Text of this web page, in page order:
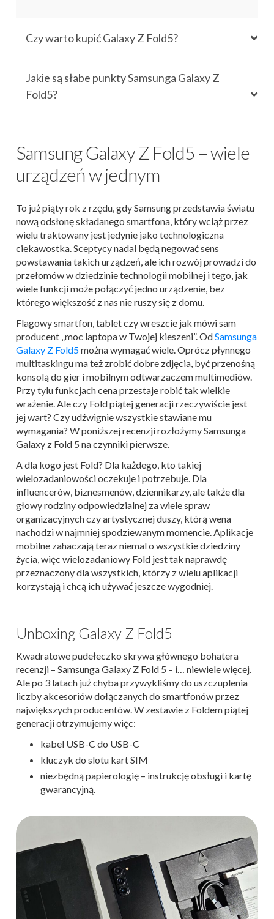
Czy warto kupić Galaxy Z Fold5?
Jakie są słabe punkty Samsunga Galaxy Z
Fold5?
Samsung Galaxy Z Fold5 – wiele
urządzeń w jednym
To już piąty rok z rzędu, gdy Samsung przedstawia światu
nową odsłonę składanego smartfona, który wciąż przez
wielu traktowany jest jedynie jako technologiczna
ciekawostka. Sceptycy nadal będą negować sens
powstawania takich urządzeń, ale ich rozwój prowadzi do
przełomów w dziedzinie technologii mobilnej i tego, jak
wiele funkcji może połączyć jedno urządzenie, bez
którego większość z nas nie ruszy się z domu.
Flagowy smartfon, tablet czy wreszcie jak mówi sam
producent „moc laptopa w Twojej kieszeni”. OdSamsunga
Galaxy Z Fold5można wymagać wiele. Oprócz płynnego
multitaskingu ma też zrobić dobre zdjęcia, być przenośną
konsolą do gier i mobilnym odtwarzaczem multimediów.
Przy tylu funkcjach cena przestaje robić tak wielkie
wrażenie. Ale czy Fold piątej generacji rzeczywiście jest
jej wart? Czy udźwignie wszystkie stawiane mu
wymagania? W poniższej recenzji rozłożymy Samsunga
Galaxy z Fold 5 na czynniki pierwsze.
A dla kogo jest Fold? Dla każdego, kto takiej
wielozadaniowości oczekuje i potrzebuje. Dla
influencerów, biznesmenów, dziennikarzy, ale także dla
głowy rodziny odpowiedzialnej za wiele spraw
organizacyjnych czy artystycznej duszy, którą wena
nachodzi w najmniej spodziewanym momencie. Aplikacje
mobilne zahaczają teraz niemal o wszystkie dziedziny
życia, więc wielozadaniowy Fold jest tak naprawdę
przeznaczony dla wszystkich, którzy z wielu aplikacji
korzystają i chcą ich używać jeszcze wygodniej.
Unboxing Galaxy Z Fold5
Kwadratowe pudełeczko skrywa głównego bohatera
recenzji – Samsunga Galaxy Z Fold 5 – i… niewiele więcej.
Ale po 3 latach już chyba przywykliśmy do uszczuplenia
liczby akcesoriów dołączanych do smartfonów przez
największych producentów. W zestawie z Foldem piątej
generacji otrzymujemy więc:
kabel USB-C do USB-C
kluczyk do slotu kart SIM
niezbędną papierologię – instrukcję obsługi i kartę
gwarancyjną.